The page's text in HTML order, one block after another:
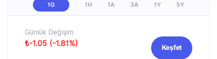
1G 1H 1A 3A 1Y 5Y
Günlük Değişim
₺-1.05 (-1.81%) Keşfet